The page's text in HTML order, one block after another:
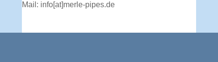
Mail: info[at]merle-pipes.de